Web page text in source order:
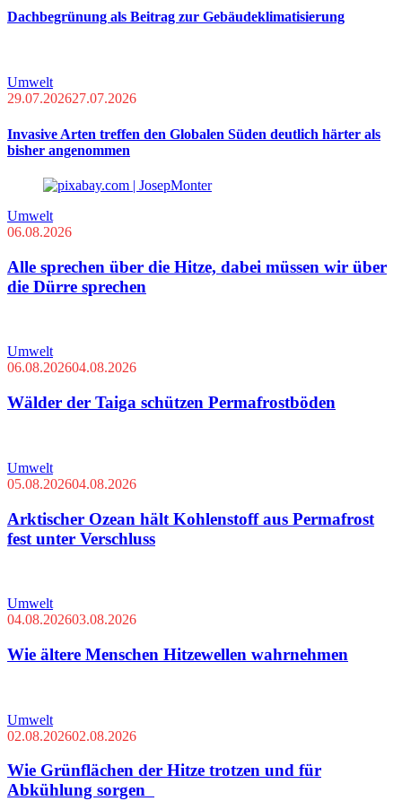
Dachbegrünung als Beitrag zur Gebäudeklimatisierung
Umwelt
29.07.202627.07.2026
Invasive Arten treffen den Globalen Süden deutlich härter als
bisher angenommen
Umwelt
06.08.2026
Alle sprechen über die Hitze, dabei müssen wir über
die Dürre sprechen
Umwelt
06.08.202604.08.2026
Wälder der Taiga schützen Permafrostböden
Umwelt
05.08.202604.08.2026
Arktischer Ozean hält Kohlenstoff aus Permafrost
fest unter Verschluss
Umwelt
04.08.202603.08.2026
Wie ältere Menschen Hitzewellen wahrnehmen
Umwelt
02.08.202602.08.2026
Wie Grünflächen der Hitze trotzen und für
Abkühlung sorgen